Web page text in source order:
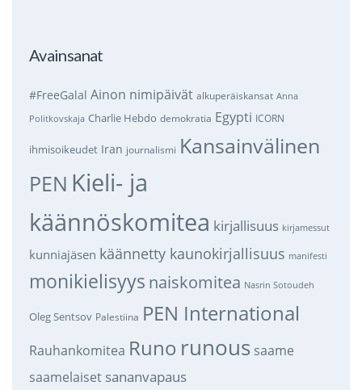
Avainsanat
#FreeGalal Ainon nimipäivät alkuperäiskansat Anna
Politkovskaja Charlie Hebdo demokratia Egypti ICORN
ihmisoikeudet Iran journalismi Kansainvälinen
PEN Kieli- ja
käännöskomitea kirjallisuus kirjamessut
kunniajäsen käännetty kaunokirjallisuus manifesti
monikielisyys naiskomitea Nasrin Sotoudeh
Oleg Sentsov Palestiina PEN International
Rauhankomitea Runo runous saame
saamelaiset sananvapaus